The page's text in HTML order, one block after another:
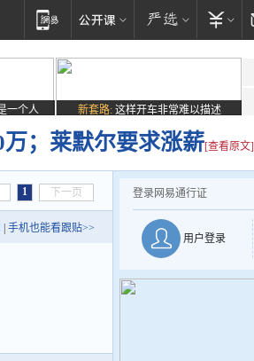
一个人 新套路: 这样开车非常难以描述
；莱默尔要求涨薪[查看原文]
1 下一页
手机也能看跟贴>>
登录网易通行证
用户登录